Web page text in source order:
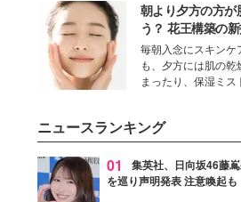
ニオン好き”という共
デルの宮城舞と島村
談をお届け！それぞ
ら、今作ならではの
の感動をもたらす奥
ーについて熱く語り
朝より夕方の方が
う？ 花王構築の
ーターキャプチャ
ン（捕水肌）」が
の常識を変える予
毎朝入念にスキンケ
も、夕方には肌の乾
まったり、保湿ミス
性を秘めた、革新的
Capturing Skin（ウ
プチャリングスキン
技術を、花王が構築
ニュースランキング
01
集英社、日向坂46藤
を巡り声明発表 注意喚起